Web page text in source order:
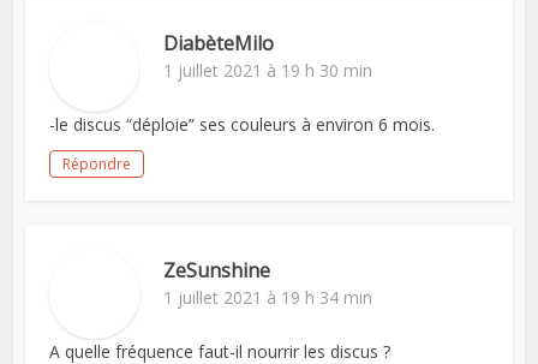
DiabèteMilo
1 juillet 2021 à 19 h 30 min
-le discus “déploie” ses couleurs à environ 6 mois.
Répondre
ZeSunshine
1 juillet 2021 à 19 h 34 min
A quelle fréquence faut-il nourrir les discus ?